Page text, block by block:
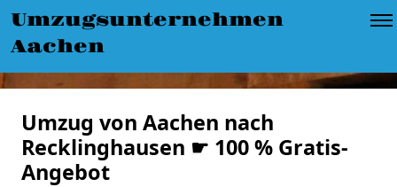
Umzugsunternehmen
Aachen
Umzug von Aachen nach
Recklinghausen ☛ 100 % Gratis-
Angebot